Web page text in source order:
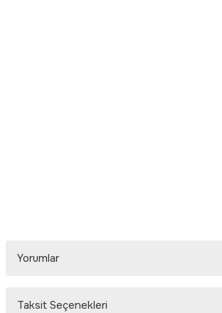
Yorumlar
Taksit Seçenekleri